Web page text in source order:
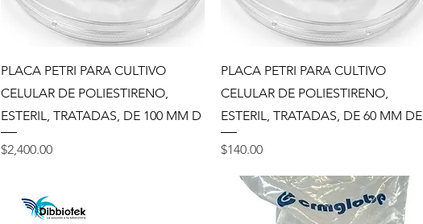
Vista rápida
PLACA PETRI PARA CULTIVO
CELULAR DE POLIESTIRENO,
ESTERIL, TRATADAS, DE 100 MM D
Precio
$2,400.00
Vista rápida
PLACA PETRI PARA CULTIVO
CELULAR DE POLIESTIRENO,
ESTERIL, TRATADAS, DE 60 MM DE
Precio
$140.00